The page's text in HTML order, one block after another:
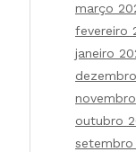
março
fevereiro
janeiro
outubro
setembro